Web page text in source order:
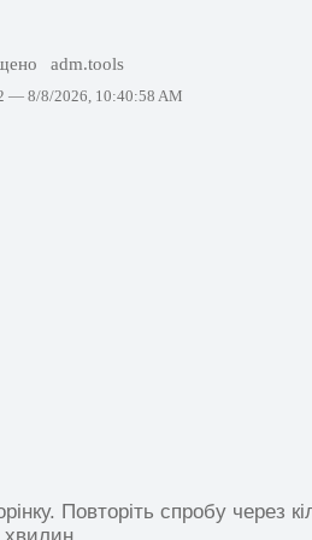
adm.tools
— 8/8/2026, 10:40:58 AM
Повторіть спробу через